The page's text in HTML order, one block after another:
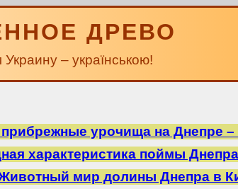
ДРЕВО
– українською!
урочища на Днепре –
характеристика поймы
мир долины Днепра в